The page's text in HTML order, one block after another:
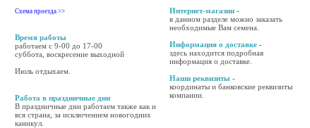
Схема проезда >>
Время работы
работаем с 9-00 до 17-00
суббота, воскресение выходной
Июль отдыхаем.
Работа в праздничные дни
В праздничные дни работаем также как и
вся страна, за исключением новогодних
каникул.
Интернет-магазин -
в данном разделе можно заказать
необходимые Вам семена.
Информация о доставке -
здесь находится подробная
информация о доставке.
Наши реквизиты -
координаты и банковские реквизиты
компании.